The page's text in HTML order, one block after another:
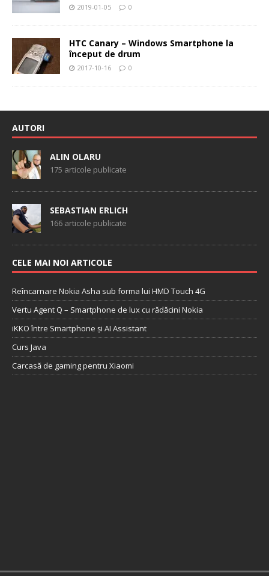
2019-01-05 0
HTC Canary – Windows Smartphone la
început de drum
2017-10-16 0
AUTORI
ALIN OLARU
175 articole publicate
SEBASTIAN ERLICH
166 articole publicate
CELE MAI NOI ARTICOLE
Reîncarnare Nokia Asha sub forma lui HMD Touch 4G
Vertu Agent Q – Smartphone de lux cu rădăcini Nokia
iKKO între Smartphone și AI Assistant
Curs Java
Carcasă de gaming pentru Xiaomi